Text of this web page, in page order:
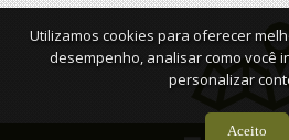
Utilizamos cookies para oferecer
desempenho, analisar como você
personalizar
Aceito